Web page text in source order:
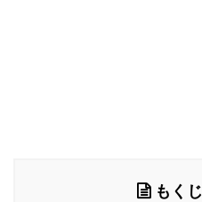
もくじ